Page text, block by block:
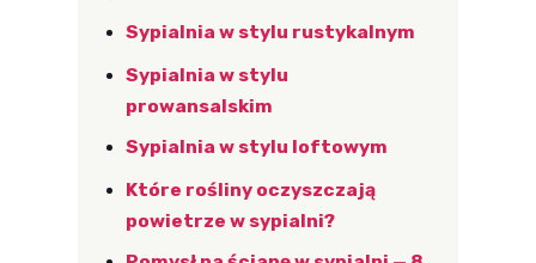
Sypialnia w stylu rustykalnym
Sypialnia w stylu
prowansalskim
Sypialnia w stylu loftowym
Które rośliny oczyszczają
powietrze w sypialni?